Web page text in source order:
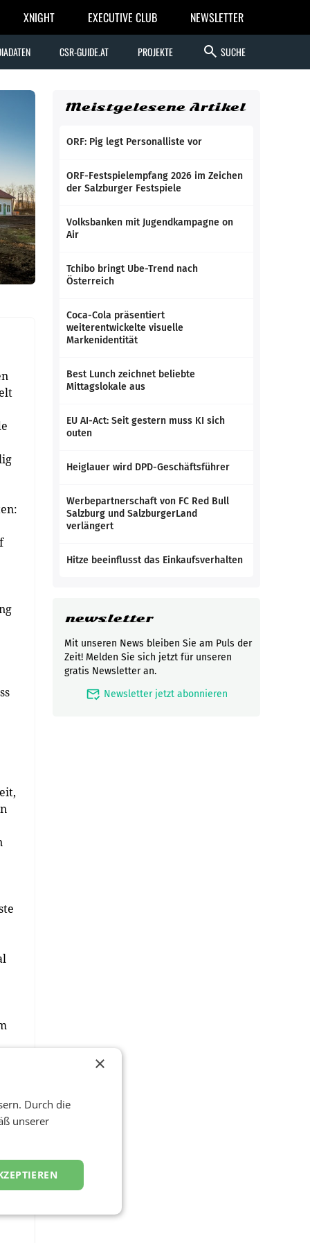
XNIGHT EXECUTIVE CLUB NEWSLETTER
CSR-GUIDE.AT PROJEKTE search SUCHE
Meistgelesene Artikel
ORF: Pig legt Personalliste vor
ORF-Festspielempfang 2026 im Zeichen
der Salzburger Festspiele
Volksbanken mit Jugendkampagne on
Air
Tchibo bringt Ube-Trend nach
Österreich
Coca-Cola präsentiert
weiterentwickelte visuelle
Markenidentität
Best Lunch zeichnet beliebte
Mittagslokale aus
EU AI-Act: Seit gestern muss KI sich
outen
Heiglauer wird DPD-Geschäftsführer
Werbepartnerschaft von FC Red Bull
Salzburg und SalzburgerLand
verlängert
Hitze beeinflusst das Einkaufsverhalten
newsletter
Mit unseren News bleiben Sie am Puls der
Zeit! Melden Sie sich jetzt für unseren
gratis Newsletter an.
mark_email_read Newsletter jetzt abonnieren
×
Durch die
unserer